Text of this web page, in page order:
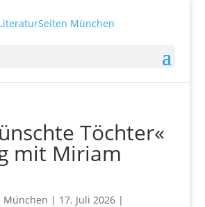
Töchter«
mit Miriam
München | 17. Juli 2026|